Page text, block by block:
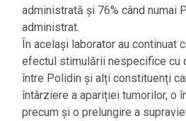
administrată și 76% când numai
administrat.
În același laborator au continuat
efectul stimulării nespecifice cu
între Polidin și alți constituenți
întârziere a apariției tumorilor, o
precum și o prelungire a